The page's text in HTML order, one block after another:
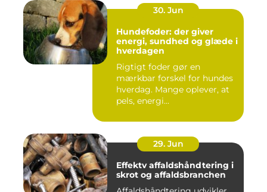
30. Jun
Hundefoder: der giver
energi, sundhed og glæde i
hverdagen
Rigtigt foder gør en
mærkbar forskel for hundes
hverdag. Mange oplever, at
pels, energi...
29. Jun
Effektv affaldshåndtering i
skrot og affaldsbranchen